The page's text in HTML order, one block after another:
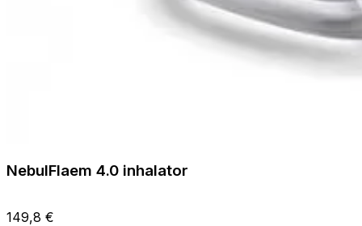
NebulFlaem 4.0 inhalator
149,8 €